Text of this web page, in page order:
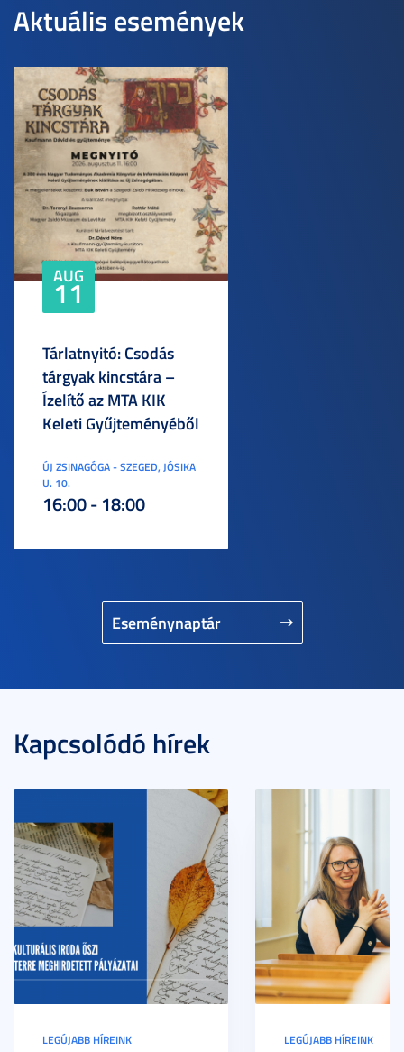
Aktuális események
Eseménynaptár
AUG
11
Tárlatnyitó: Csodás
tárgyak kincstára –
Ízelítő az MTA KIK
Keleti Gyűjteményéből
ÚJ ZSINAGÓGA - SZEGED, JÓSIKA
U. 10.
16:00 - 18:00
Kapcsolódó hírek
LEGÚJABB HÍREINK LEGÚJABB HÍREINK